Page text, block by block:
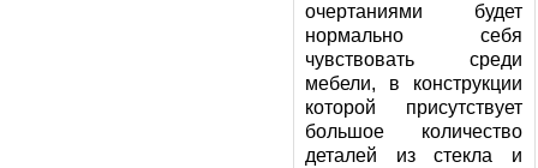
очертаниями будет
нормально себя
чувствовать среди
мебели, в конструкции
которой присутствует
большое количество
деталей из стекла и